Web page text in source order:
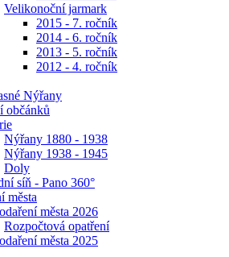
Velikonoční jarmark
2015 - 7. ročník
2014 - 6. ročník
2013 - 5. ročník
2012 - 4. ročník
Nýřany
občánků
Nýřany 1880 - 1938
Nýřany 1938 - 1945
Doly
síň - Pano 360°
města
města 2026
Rozpočtová opatření
města 2025